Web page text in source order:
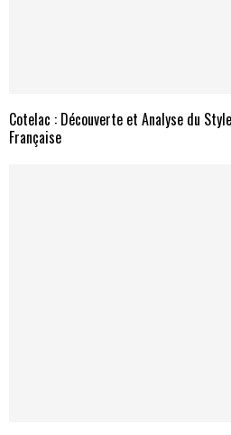
Cotelac : Découverte et Analyse du
Française